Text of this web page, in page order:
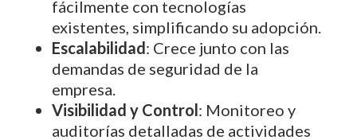
fácilmente con tecnologías
existentes, simplificando su adopción.
Escalabilidad: Crece junto con las
demandas de seguridad de la
empresa.
Visibilidad y Control: Monitoreo y
auditorías detalladas de actividades